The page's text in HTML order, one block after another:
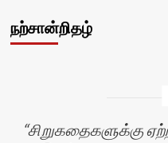
நற்சான்றிதழ்
சிறுகதைகளுக்கு